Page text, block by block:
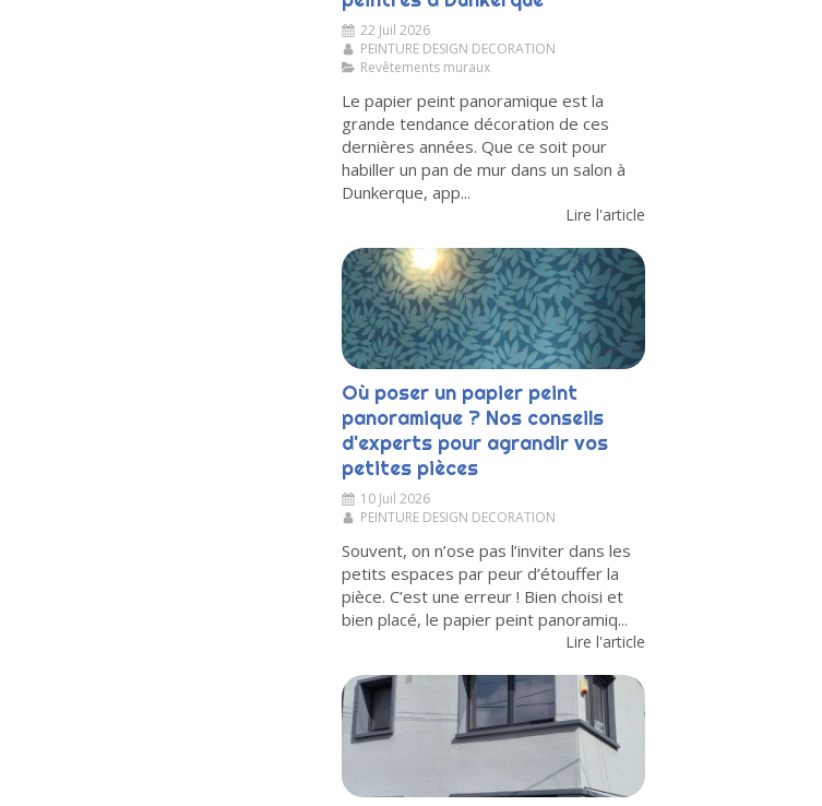
22 Juil 2026
PEINTURE DESIGN DECORATION
Revêtements muraux
Le papier peint panoramique est la
grande tendance décoration de ces
dernières années. Que ce soit pour
habiller un pan de mur dans un salon à
Dunkerque, app...
Lire l'article
Où poser un papier peint
panoramique ? Nos conseils
d'experts pour agrandir vos
petites pièces
10 Juil 2026
PEINTURE DESIGN DECORATION
Souvent, on n’ose pas l’inviter dans les
petits espaces par peur d’étouffer la
pièce. C’est une erreur ! Bien choisi et
bien placé, le papier peint panoramiq...
Lire l'article